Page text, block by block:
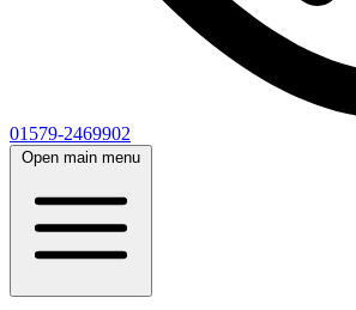
01579-2469902
Open main menu